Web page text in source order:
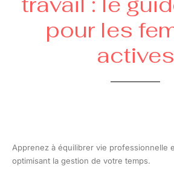
pour les
actives
Apprenez à équilibrer vie professionnelle
optimisant la gestion de votre temps.